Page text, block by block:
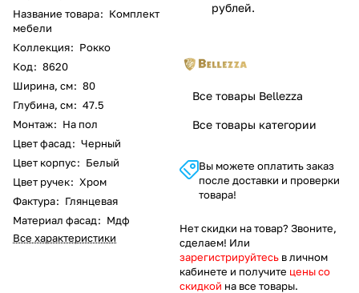
Название товара: Комплект
мебели
Коллекция: Рокко
Код: 8620
Ширина, см: 80
Глубина, см: 47.5
Монтаж: На пол
Цвет фасад: Черный
Цвет корпус: Белый
Цвет ручек: Хром
Фактура: Глянцевая
Материал фасад: Мдф
Все характеристики
рублей.
Все товары Bellezza
Все товары категории
Вы можете оплатить заказ
после доставки и проверки
товара!
Нет скидки на товар? Звоните,
сделаем! Или
зарегистрируйтесь в личном
кабинете и получите цены со
скидкой на все товары.